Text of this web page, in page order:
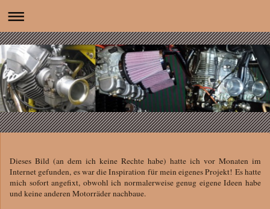
Dieses Bild (an dem ich keine Rechte habe) hatte ich vor Monaten im
Internet gefunden, es war die Inspiration für mein eigenes Projekt! Es hatte
mich sofort angefixt, obwohl ich normalerweise genug eigene Ideen habe
und keine anderen Motorräder nachbaue.